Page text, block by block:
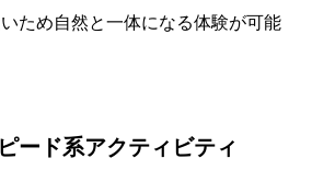
ため自然と一体になる体験が可能
ード系アクティビティ